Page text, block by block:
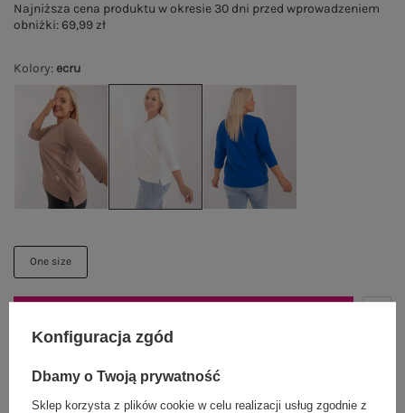
Kolory: ecru
One size
Najniższa cena produktu w okresie 30 dni przed wprowadzeniem
obniżki:69,99 zł
Konfiguracja zgód
Dbamy o Twoją prywatność
Sklep korzysta z plików cookie w celu realizacji usług zgodnie z